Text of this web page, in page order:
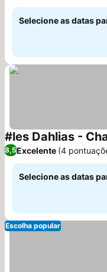
Selecione as datas
#les Dahlias -
8,5Excelente (4
Selecione as datas
Escolha popular